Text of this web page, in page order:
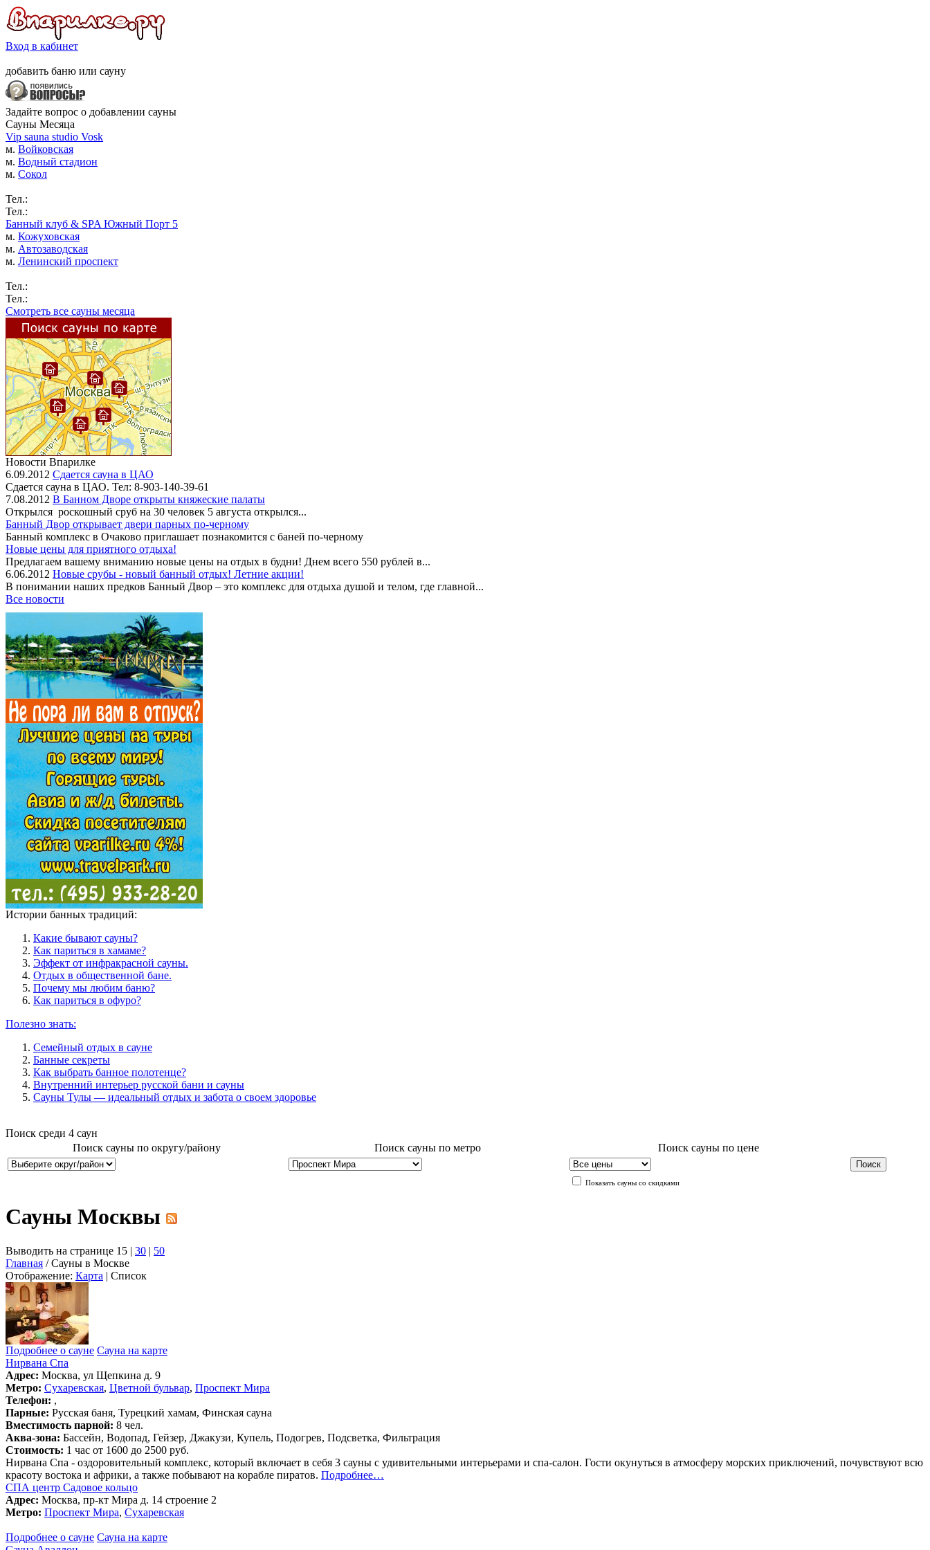
Вход в кабинет
добавить баню или сауну
Задайте вопрос о добавлении сауны
Сауны Месяца
Vip sauna studio Vosk
м. Войковская
м. Водный стадион
м. Сокол
Тел.:
Тел.:
Банный клуб & SPA Южный Порт 5
м. Кожуховская
м. Автозаводская
м. Ленинский проспект
Тел.:
Тел.:
Смотреть все сауны месяца
Новости Впарилке
6.09.2012 Сдается сауна в ЦАО
Сдается сауна в ЦАО. Тел: 8-903-140-39-61
7.08.2012 В Банном Дворе открыты княжеские палаты
Открылся роскошный сруб на 30 человек 5 августа открылся...
Банный Двор открывает двери парных по-черному
Банный комплекс в Очаково приглашает познакомится с баней по-черному
Новые цены для приятного отдыха!
Предлагаем вашему вниманию новые цены на отдых в будни! Днем всего 550 рублей в...
6.06.2012 Новые срубы - новый банный отдых! Летние акции!
В понимании наших предков Банный Двор – это комплекс для отдыха душой и телом, где главной...
Все новости
Истории банных традиций:
Какие бывают сауны?
Как париться в хамаме?
Эффект от инфракрасной сауны.
Отдых в общественной бане.
Почему мы любим баню?
Как париться в офуро?
Полезно знать:
Семейный отдых в сауне
Банные секреты
Как выбрать банное полотенце?
Внутренний интерьер русской бани и сауны
Сауны Тулы — идеальный отдых и забота о своем здоровье
Поиск среди 4 саун
Поиск сауны по округу/району
Поиск сауны по метро Поиск сауны по цене
Показать сауны со скидками
Сауны Москвы
Выводить на странице 15 | 30 | 50
Главная / Сауны в Москве
Отображение: Карта | Список
Подробнее о сауне Сауна на карте
Нирвана Спа
Адрес: Москва, ул Щепкина д. 9
Метро: Сухаревская, Цветной бульвар, Проспект Мира
Телефон: ,
Парные: Русская баня, Турецкий хамам, Финская сауна
Вместимость парной: 8 чел.
Аква-зона: Бассейн, Водопад, Гейзер, Джакузи, Купель, Подогрев, Подсветка, Фильтрация
Стоимость: 1 час от 1600 до 2500 руб.
Нирвана Спа - оздоровительный комплекс, который включает в себя 3 сауны с удивительными интерьерами и спа-салон. Гости окунуться в атмосферу морских приключений, почувствуют всю
красоту востока и африки, а также побывают на корабле пиратов. Подробнее…
СПА центр Садовое кольцо
Адрес: Москва, пр-кт Мира д. 14 строение 2
Метро: Проспект Мира, Сухаревская
Подробнее о сауне Сауна на карте